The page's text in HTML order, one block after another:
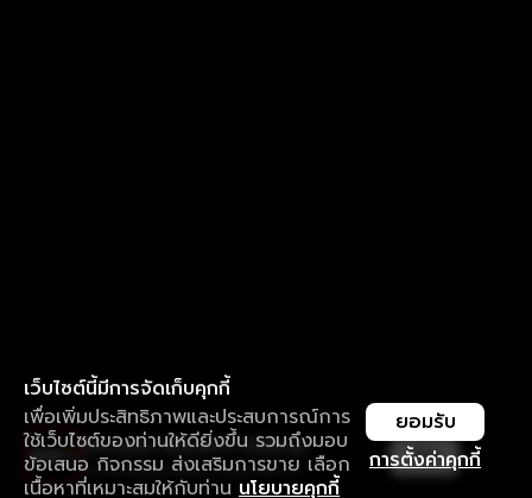
เว็บไซต์นี้มีการจัดเก็บคุกกี้
เพื่อเพิ่มประสิทธิภาพและประสบการณ์การ
ใช้เว็บไซต์ของท่านให้ดียิ่งขึ้น รวมถึงมอบ
ข้อเสนอ กิจกรรม ส่งเสริมการขาย เลือก
เนื้อหาที่เหมาะสมให้กับท่าน นโยบายคุกกี้
การตั้งค่าคุกกี้
ยอมรับ
ใช้งานแอป ลื่นไหลกว่า ไม่มีสะดุด
ดาวน์โหลดแอปเพื่อการรับชมที่ดีกว่า เปิด